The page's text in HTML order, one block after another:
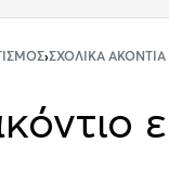
›ΣΧΟΛΙΚΆ ΑΚΌΝΤΙΑ